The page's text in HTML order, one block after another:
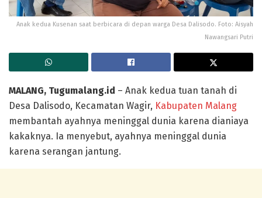
Anak kedua Kusenan saat berbicara di depan warga Desa Dalisodo. Foto: Aisyah
Nawangsari Putri
MALANG, Tugumalang.id – Anak kedua tuan tanah di
Desa Dalisodo, Kecamatan Wagir, Kabupaten Malang
membantah ayahnya meninggal dunia karena dianiaya
kakaknya. Ia menyebut, ayahnya meninggal dunia
karena serangan jantung.